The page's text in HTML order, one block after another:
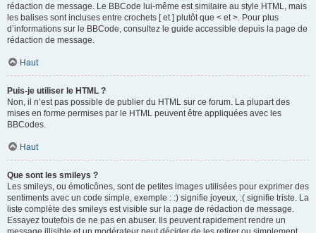
rédaction de message. Le BBCode lui-même est similaire au style HTML, mais
les balises sont incluses entre crochets [ et ] plutôt que < et >. Pour plus
d’informations sur le BBCode, consultez le guide accessible depuis la page de
rédaction de message.
Haut
Puis-je utiliser le HTML ?
Non, il n’est pas possible de publier du HTML sur ce forum. La plupart des
mises en forme permises par le HTML peuvent être appliquées avec les
BBCodes.
Haut
Que sont les smileys ?
Les smileys, ou émoticônes, sont de petites images utilisées pour exprimer des
sentiments avec un code simple, exemple : :) signifie joyeux, :( signifie triste. La
liste complète des smileys est visible sur la page de rédaction de message.
Essayez toutefois de ne pas en abuser. Ils peuvent rapidement rendre un